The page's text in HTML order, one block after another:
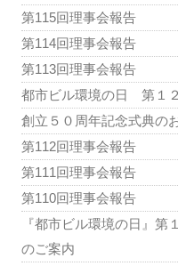
第115回理事会報告
第114回理事会報告
第113回理事会報告
都市ビル環境の日 第１
創立５０周年記念式典の
第112回理事会報告
第111回理事会報告
第110回理事会報告
『都市ビル環境の日』第
のご案内